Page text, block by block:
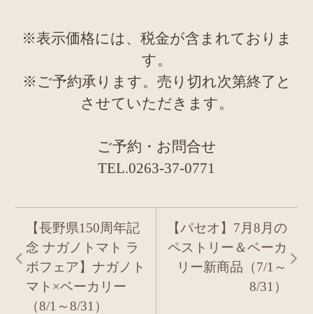
※表示価格には、税金が含まれておりま
す。
※ご予約承ります。売り切れ次第終了と
させていただきます。
ご予約・お問合せ
TEL.0263-37-0771
【長野県150周年記
念 ナガノトマト ラ
ボフェア】ナガノト
マト×ベーカリー
（8/1～8/31）
【パセオ】7月8月の
ペストリー＆ベーカ
リー新商品（7/1～
8/31）